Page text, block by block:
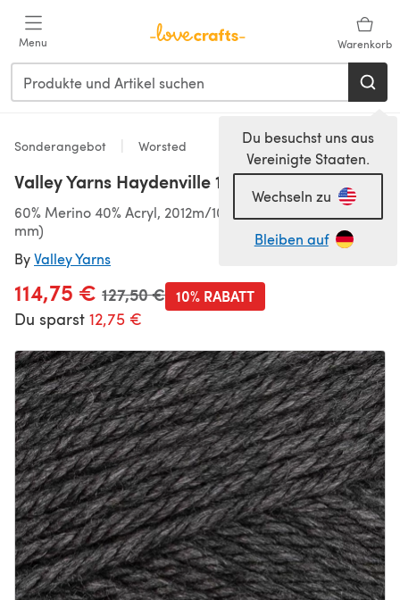
Menu Warenkorb
Du besuchst uns aus
Vereinigte Staaten.
Wechseln zu
Bleiben auf
Sonderangebot Worsted
Valley Yarns Haydenville 10er Sparset
60% Merino 40% Acryl, 2012m/1000g, Worsted (4,50-5,50
mm)
ByValley Yarns
114,75 € Alter Preis
127,50 €
Du sparst 12,75 €
10% RABATT